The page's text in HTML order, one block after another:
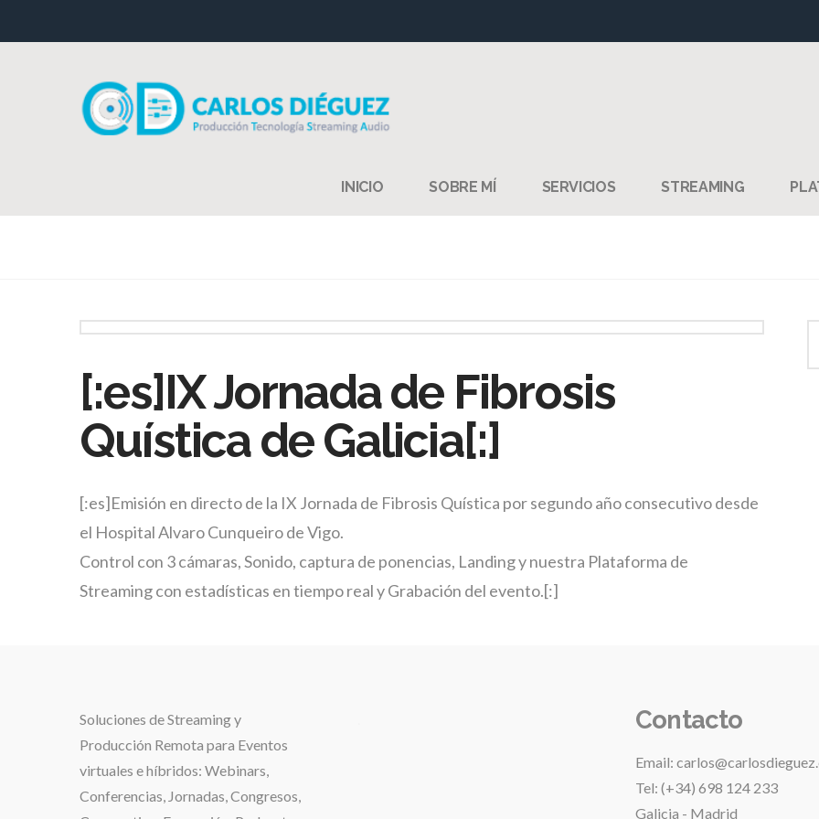
INICIO SOBRE MÍ SERVICIOS STREAMING
[:es]IX Jornada de Fibrosis
Quística de Galicia[:]
[:es]Emisión en directo de la IX Jornada de Fibrosis Quística por segundo año consecutivo desde
el Hospital Alvaro Cunqueiro de Vigo.
Control con 3 cámaras, Sonido, captura de ponencias, Landing y nuestra Plataforma de
Streaming con estadísticas en tiempo real y Grabación del evento.[:]
Soluciones deStreaming y
Producción Remota para Eventos
virtuales e híbridos: Webinars,
Conferencias, Jornadas, Congresos,
Contacto
Email:
Tel: (+34) 698 124 233
Galicia - Madrid